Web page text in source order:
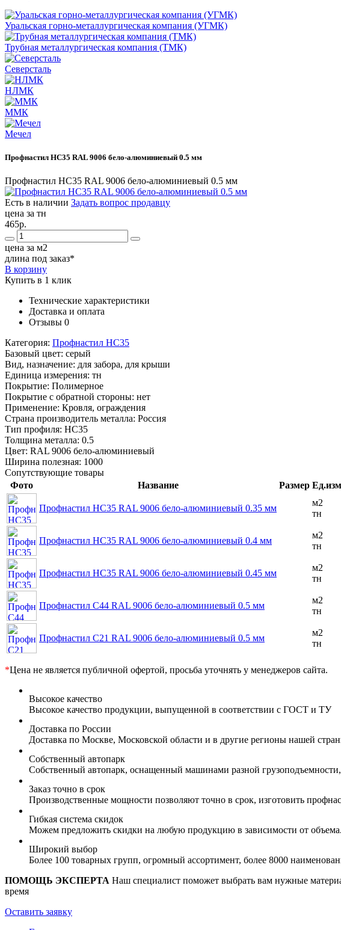
Уральская горно-металлургическая компания (УГМК)
Трубная металлургическая компания (ТМК)
Северсталь
НЛМК
ММК
Мечел
Профнастил НС35 RAL 9006 бело-алюминиевый 0.5 мм
Профнастил НС35 RAL 9006 бело-алюминиевый 0.5 мм
Есть в наличии Задать вопрос продавцу
цена за тн
465р.
цена за м2
длина под заказ*
В корзину
Купить в 1 клик
Технические характеристики
Доставка и оплата
Отзывы 0
Категория: Профнастил НС35
Базовый цвет: серый
Вид, назначение: для забора, для крыши
Единица измерения: тн
Покрытие: Полимерное
Покрытие с обратной стороны: нет
Применение: Кровля, ограждения
Страна производитель металла: Россия
Тип профиля: НС35
Толщина металла: 0.5
Цвет: RAL 9006 бело-алюминиевый
Ширина полезная: 1000
Сопутствующие товары
Фото
Название Размер
Профнастил НС35 RAL 9006 бело-алюминиевый 0.35 мм
м2
тн
Профнастил НС35 RAL 9006 бело-алюминиевый 0.4 мм
м2
тн
Профнастил НС35 RAL 9006 бело-алюминиевый 0.45 мм
м2
тн
Профнастил С44 RAL 9006 бело-алюминиевый 0.5 мм
м2
тн
Профнастил С21 RAL 9006 бело-алюминиевый 0.5 мм
м2
тн
*Цена не является публичной офертой, просьба уточнять у менеджеров сайта.
Высокое качество
Высокое качество продукции, выпущенной в соответствии с ГОСТ и ТУ
Доставка по России
Доставка по Москве, Московской области и в другие регионы нашей
Собственный автопарк
Собственный автопарк, оснащенный машинами разной
Заказ точно в срок
Производственные мощности позволяют точно в срок, изготовить
Гибкая система скидок
Можем предложить скидки на любую продукцию в зависимости от объема.
Широкий выбор
Более 100 товарных групп, огромный ассортимент, более 8000
ПОМОЩЬ ЭКСПЕРТА Наш специалист поможет выбрать вам нужные
время
Оставить заявку